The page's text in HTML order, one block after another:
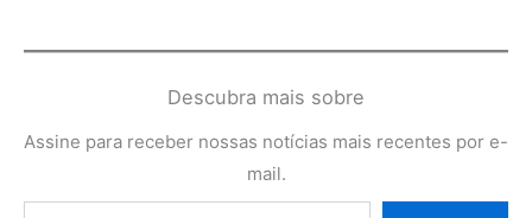
Descubra mais sobre
Assine para receber nossas notícias mais recentes por e-
mail.